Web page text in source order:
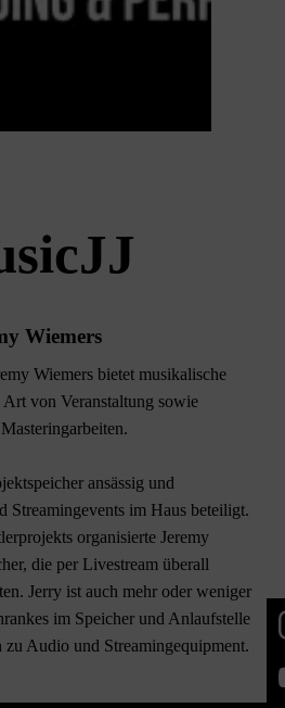
Wiemers
Wiemers bietet musikalische
von Veranstaltung sowie
ansässig und
Streamingevents im Haus beteiligt.
organisierte Jeremy
die per Livestream überall
Jerry ist auch mehr oder weniger
im Speicher und Anlaufstelle
Audio und Streamingequipment.